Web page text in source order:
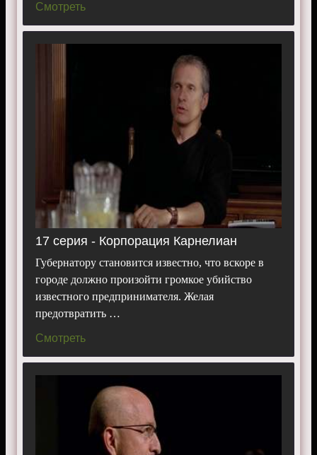
Смотреть
17 серия - Корпорация Карнелиан
Губернатору становится известно, что вскоре в
городе должно произойти громкое убийство
известного предпринимателя. Желая
предотвратить …
Смотреть